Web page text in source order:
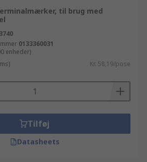
til brug med
0133360031
enheder)
Kr. 58,19/pose
Tilføj
Datasheets